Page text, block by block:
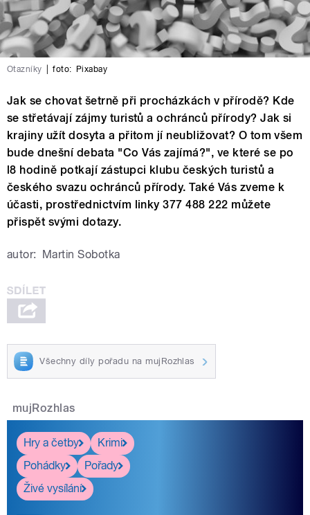
Otazníky foto: Pixabay
Jak se chovat šetrně při procházkách v přírodě? Kde
se střetávají zájmy turistů a ochránců přírody? Jak si
krajiny užít dosyta a přitom jí neubližovat? O tom všem
bude dnešní debata "Co Vás zajímá?", ve které se po
l8 hodině potkají zástupci klubu českých turistů a
českého svazu ochránců přírody. Také Vás zveme k
účasti, prostřednictvím linky 377 488 222 můžete
přispět svými dotazy.
autor: Martin Sobotka
Všechny díly pořadu na mujRozhlas
mujRozhlas
Hry a četby
Krimi
Pohádky
Pořady
Živé vysílání